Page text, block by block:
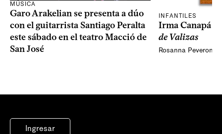
MÚSICA
Garo Arakelian se presenta a dúo
con el guitarrista Santiago Peralta
este sábado en el teatro Macció de
San José
INFANTILES
Irma Canapá
de Valizas
Rosanna Peveroni
Ingresar